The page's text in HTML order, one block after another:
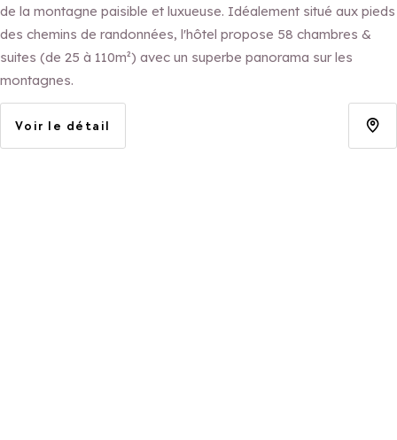
de la montagne paisible et luxueuse. Idéalement situé aux pieds
des chemins de randonnées, l'hôtel propose 58 chambres &
suites (de 25 à 110m²) avec un superbe panorama sur les
montagnes.
Voir le détail